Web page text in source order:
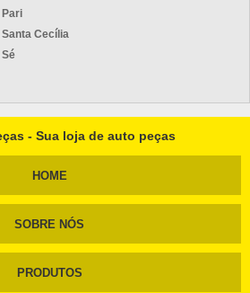
Pari
Santa Cecília
Sé
- Sua loja de auto peças
HOME
SOBRE NÓS
PRODUTOS